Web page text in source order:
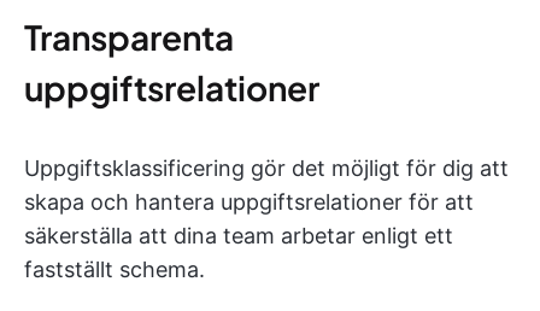
Transparenta
uppgiftsrelationer
Uppgiftsklassificering gör det möjligt för dig att
skapa och hantera uppgiftsrelationer för att
säkerställa att dina team arbetar enligt ett
fastställt schema.